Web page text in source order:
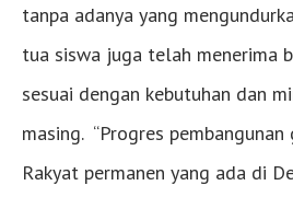
tanpa adanya yang
tua siswa juga telah menerima
sesuai dengan kebutuhan dan
masing. “Progres
Rakyat permanen yang ada di